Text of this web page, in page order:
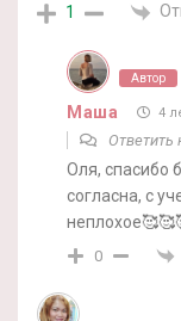
1
Автор
Маша 4
Ответить
Оля, спасибо
согласна, с
0